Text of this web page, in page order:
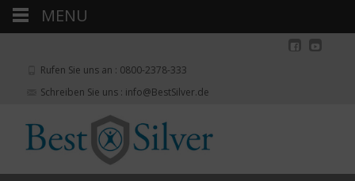
Rufen Sie uns an : 0800-2378-333
Schreiben Sie uns : info@BestSilver.de
MENU